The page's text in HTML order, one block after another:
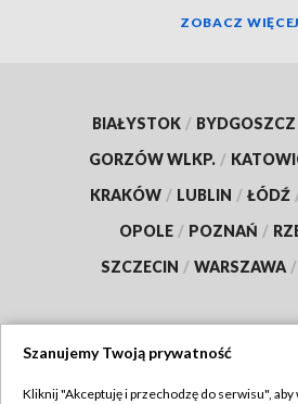
ZOBACZ WIĘCEJ
BIAŁYSTOK / BYDGOSZCZ
GORZÓW WLKP. /
KRAKÓW / LUBLIN / ŁÓDŹ
OPOLE / POZNAŃ /
SZCZECIN / WARSZAWA /
Szanujemy Twoją prywatność
Kliknij "Akceptuję i przechodzę do serwisu", aby